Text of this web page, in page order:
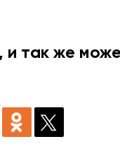
и так же